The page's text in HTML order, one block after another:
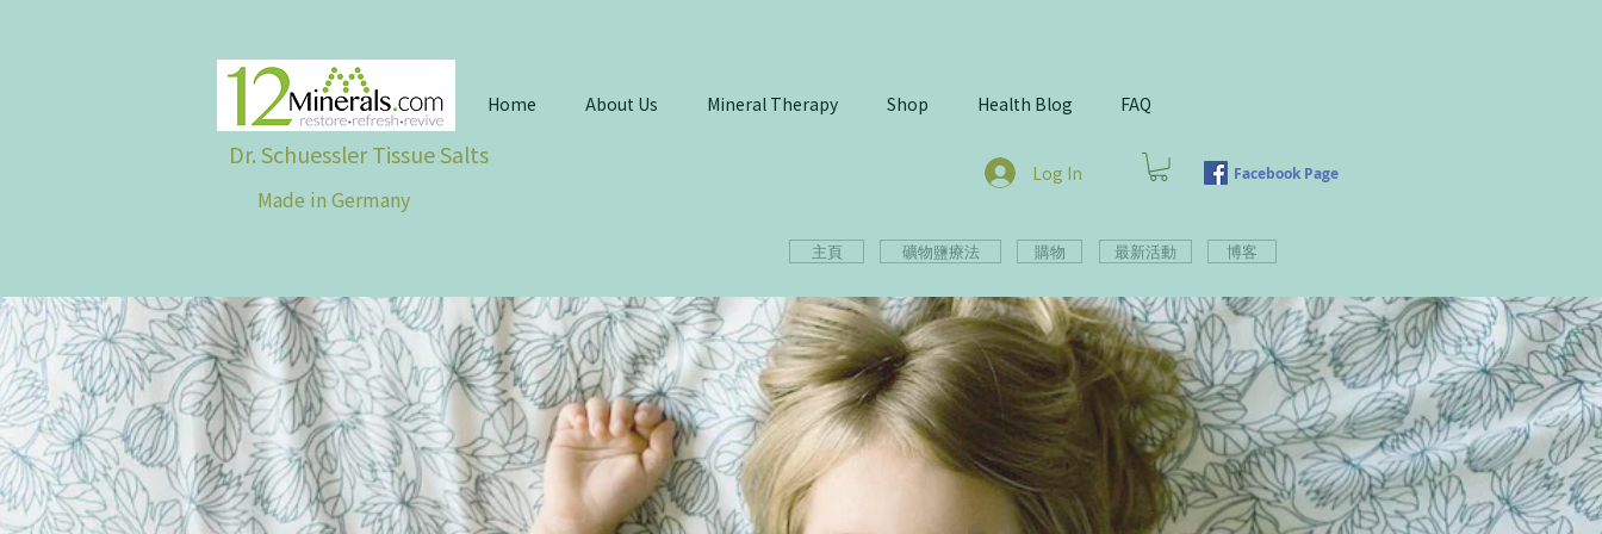
Home About Us Mineral Therapy Shop Health Blog FAQ
Dr. Schuessler Tissue Salts
Log In
Made in Germany
Facebook Page
主頁 礦物鹽療法 購物 最新活動 博客